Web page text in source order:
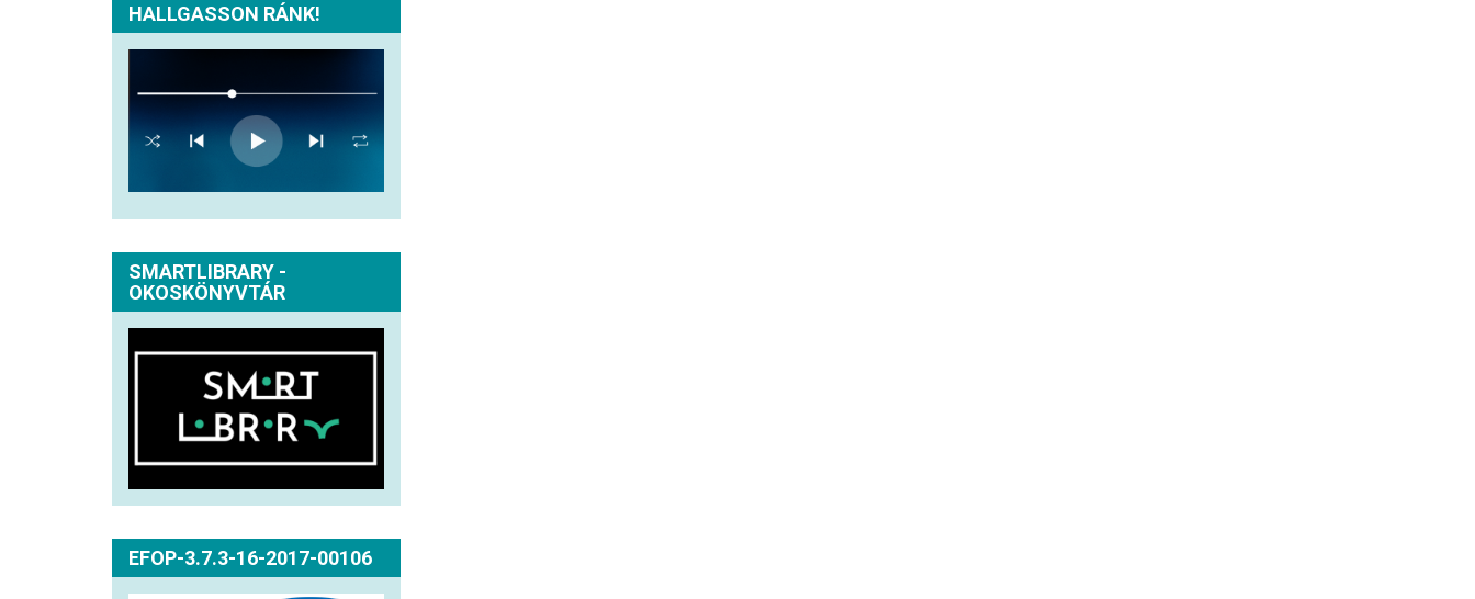
HALLGASSON RÁNK!
SMARTLIBRARY -
OKOSKÖNYVTÁR
EFOP-3.7.3-16-2017-00106